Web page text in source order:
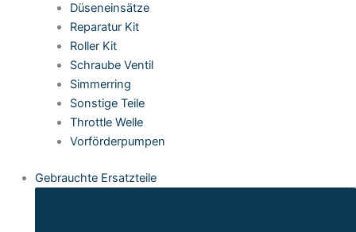
Düseneinsätze
Reparatur Kit
Roller Kit
Schraube Ventil
Simmerring
Sonstige Teile
Throttle Welle
Vorförderpumpen
Gebrauchte Ersatzteile